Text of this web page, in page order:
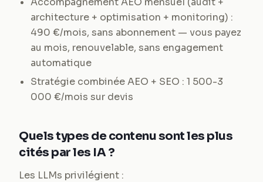
architecture + optimisation + monitoring) :
490 €/mois, sans abonnement — vous payez
au mois, renouvelable, sans engagement
automatique
Stratégie combinée AEO + SEO : 1 500-3
000 €/mois sur devis
Quels types de contenu sont les plus
cités par les IA ?
Les LLMs privilégient :